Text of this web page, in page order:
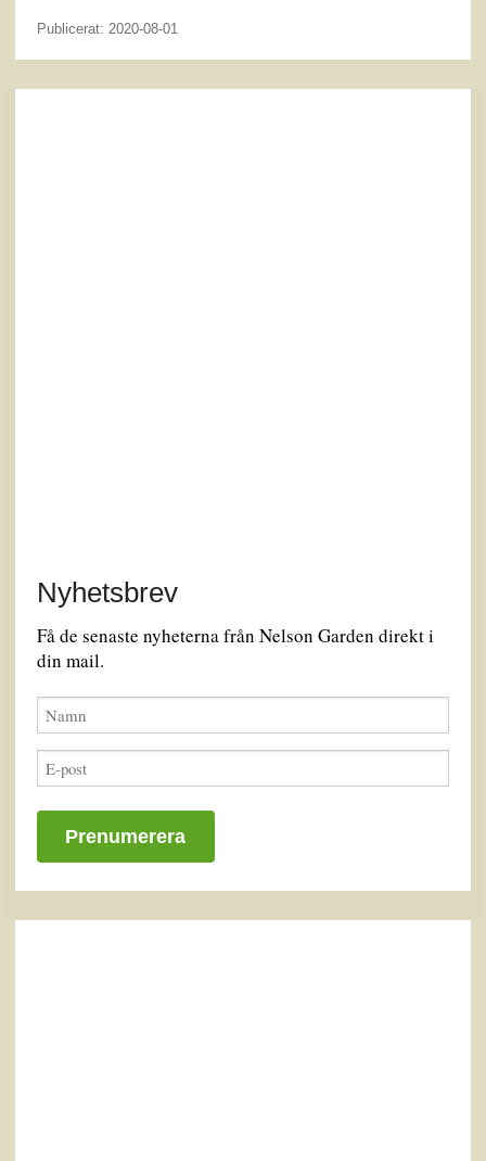
Publicerat: 2020-08-01
Nyhetsbrev
Få de senaste nyheterna från Nelson Garden direkt i
din mail.